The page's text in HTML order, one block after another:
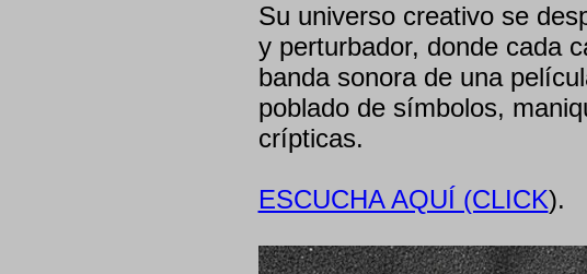
Su universo creativo se
y perturbador, donde cada
banda sonora de una
poblado de símbolos,
crípticas.
ESCUCHA AQUÍ (CLICK).